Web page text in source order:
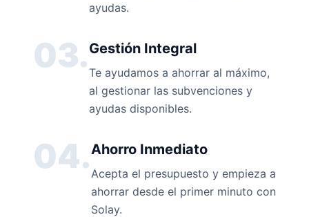
ayudas.
03.Gestión Integral
Te ayudamos a ahorrar al máximo,
al gestionar las subvenciones y
ayudas disponibles.
04.Ahorro Inmediato
Acepta el presupuesto y empieza a
ahorrar desde el primer minuto con
Solay.